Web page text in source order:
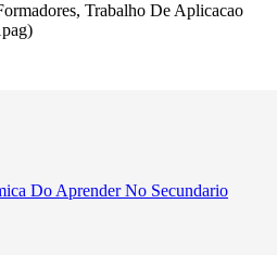
Trabalho De Aplicacao
Do Aprender No Secundario